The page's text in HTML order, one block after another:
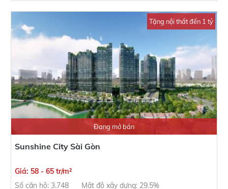
Tặng nội thất đến 1 tỷ
Đang mở bán
Sunshine City Sài Gòn
Giá: 58 - 65 tr/m²
Số căn hộ: 3.748
Mật độ xây dựng: 29.5%